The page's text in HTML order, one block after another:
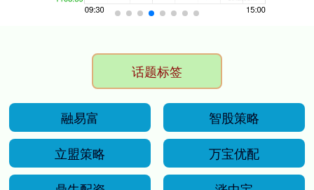
话题标签
融易富
智股策略
立盟策略
万宝优配